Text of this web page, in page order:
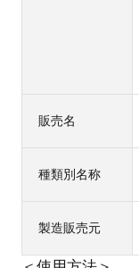
販売名
種類別名称
製造販売元